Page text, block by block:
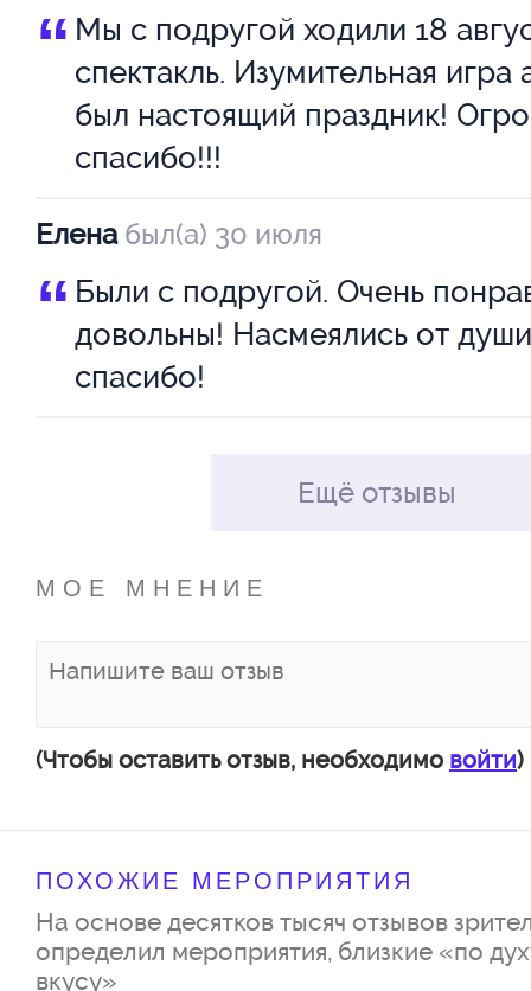
Но они такие разные… Один –
умопомрачительно элегантен,
вкусные кушанья. Другой –
мужик, который не терпит
драки!
Они ей все припомнят!
что они о ней думают. Как
Но умная и мудрая женщина
шутками и розыгрышами.
“ Мы с подругой ходили 18
спектакль. Изумительная игра
был настоящий праздник!
спасибо!!!
Еленабыл(а) 30 июля
“ Были с подругой. Очень
довольны! Насмеялись от
спасибо!
Ещё отзывы
МОЕ МНЕНИЕ
(Чтобы оставить отзыв, необходимо войти)
ПОХОЖИЕ МЕРОПРИЯТИЯ
На основе десятков тысяч отзывов
определил мероприятия, близкие «по
вкусу»